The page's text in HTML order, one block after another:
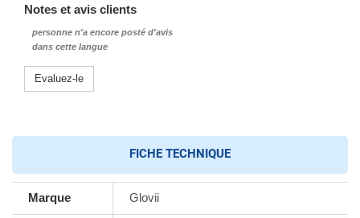
Notes et avis clients
personne n'a encore posté d'avis
dans cette langue
Evaluez-le
FICHE TECHNIQUE
Marque Glovii